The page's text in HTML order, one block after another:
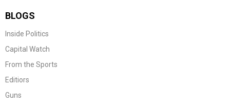
BLOGS
Inside Politics
Capital Watch
From the Sports
Editiors
Guns